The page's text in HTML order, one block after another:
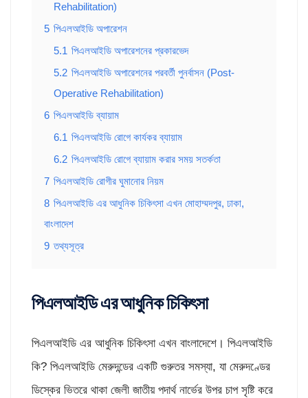
Rehabilitation)
5 পিএলআইডি অপারেশন
5.1 পিএলআইডি অপারেশনের প্রকারভেদ
5.2 পিএলআইডি অপারেশনের পরবর্তী পুনর্বাসন (Post-
Operative Rehabilitation)
6 পিএলআইডি ব্যায়াম
6.1 পিএলআইডি রোগে কার্যকর ব্যায়াম
6.2 পিএলআইডি রোগে ব্যায়াম করার সময় সতর্কতা
7 পিএলআইডি রোগীর ঘুমানোর নিয়ম
8 পিএলআইডি এর আধুনিক চিকিৎসা এখন মোহাম্মদপুর, ঢাকা,
বাংলাদেশ
9 তথ্যসূত্র
পিএলআইডি এর আধুনিক চিকিৎসা
পিএলআইডি এর আধুনিক চিকিৎসা এখন বাংলাদেশে। পিএলআইডি
কি? পিএলআইডি মেরুদন্ডের একটি গুরুতর সমস্যা, যা মেরুদণ্ডের
ডিস্কের ভিতরে থাকা জেলী জাতীয় পদার্থ নার্ভের উপর চাপ সৃষ্টি করে